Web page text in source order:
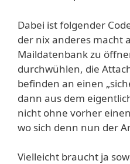
Dabei ist folgender
der nix anderes macht
Maildatenbank zu
durchwühlen, die
befinden an einen
dann aus dem
nicht ohne vorher
wo sich denn nun der
Vielleicht braucht ja